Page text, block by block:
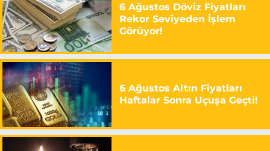
6 Ağustos Döviz Fiyatları
Rekor Seviyeden İşlem
Görüyor!
6 Ağustos Altın Fiyatları
Haftalar Sonra Uçuşa Geçti!